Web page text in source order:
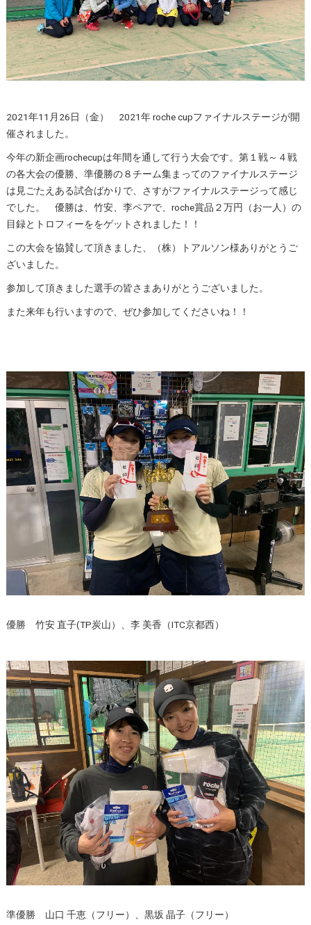
2021年11月26日（金） 2021年 roche cupファイナルステージが開
催されました。
今年の新企画rochecupは年間を通して行う大会です。第１戦～４戦
の各大会の優勝、準優勝の８チーム集まってのファイナルステージ
は見ごたえある試合ばかりで、さすがファイナルステージって感じ
でした。 優勝は、竹安、李ペアで、roche賞品２万円（お一人）の
目録とトロフィーををゲットされました！！
この大会を協賛して頂きました、（株）トアルソン様ありがとうご
ざいました。
参加して頂きました選手の皆さまありがとうございました。
また来年も行いますので、ぜひ参加してくださいね！！
優勝 竹安 直子(TP炭山）、李 美香（ITC京都西）
準優勝 山口 千恵（フリー）、黒坂 晶子（フリー）